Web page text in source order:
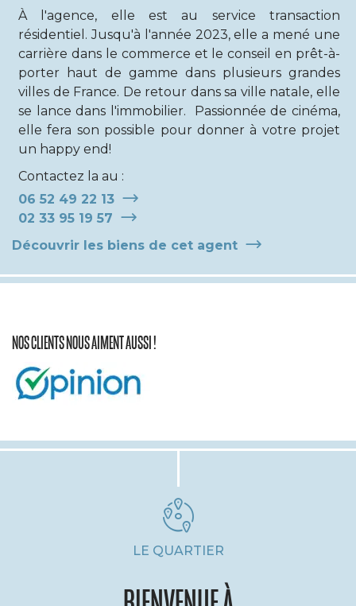
À l'agence, elle est au service transaction
résidentiel. Jusqu'à l'année 2023, elle a mené une
carrière dans le commerce et le conseil en prêt-à-
porter haut de gamme dans plusieurs grandes
villes de France. De retour dans sa ville natale, elle
se lance dans l'immobilier. Passionnée de cinéma,
elle fera son possible pour donner à votre projet
un happy end!
Contactez la au :
06 52 49 22 13
02 33 95 19 57
Découvrir les biens de cet agent
NOS CLIENTS NOUS AIMENT AUSSI !
LE QUARTIER